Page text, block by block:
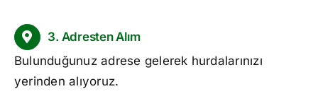
3. Adresten Alım
Bulunduğunuz adrese gelerek hurdalarınızı
yerinden alıyoruz.